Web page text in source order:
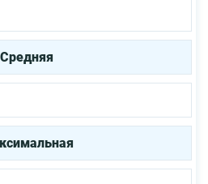
Средняя